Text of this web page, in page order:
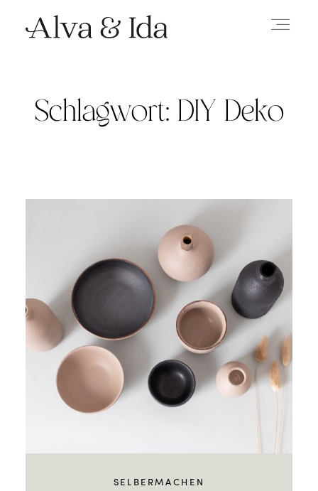
Schlagwort: DIY Deko
SELBERMACHEN